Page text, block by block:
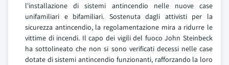
l'installazione di sistemi antincendio nelle nuove case
unifamiliari e bifamiliari. Sostenuta dagli attivisti per la
sicurezza antincendio, la regolamentazione mira a ridurre le
vittime di incendi. Il capo dei vigili del fuoco John Steinbeck
ha sottolineato che non si sono verificati decessi nelle case
dotate di sistemi antincendio funzionanti, rafforzando la loro